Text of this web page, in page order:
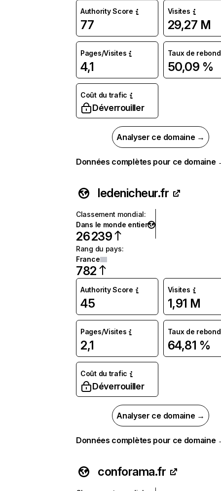
Authority Score
77
Visites
29,27 M
Pages/Visites
4,1
Taux de rebond
50,09 %
Coût du trafic
Déverrouiller
Analyser ce domaine →
Données complètes pour ce domaine
ledenicheur.fr
Classement mondial:
Dans le monde entier
26 239
Rang du pays:
France
782
Authority Score
45
Visites
1,91 M
Pages/Visites
2,1
Taux de rebond
64,81 %
Coût du trafic
Déverrouiller
Analyser ce domaine →
Données complètes pour ce domaine
conforama.fr